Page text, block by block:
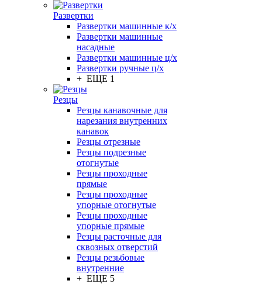
Развертки
Развертки машинные к/х
Развертки машинные
насадные
Развертки машинные ц/х
Развертки ручные ц/х
+ ЕЩЕ 1
Резцы
Резцы канавочные для
нарезания внутренних
канавок
Резцы отрезные
Резцы подрезные
отогнутые
Резцы проходные
прямые
Резцы проходные
упорные отогнутые
Резцы проходные
упорные прямые
Резцы расточные для
сквозных отверстий
Резцы резьбовые
внутренние
+ ЕЩЕ 5